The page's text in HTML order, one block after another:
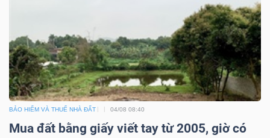
BẢO HIỂM VÀ THUẾ NHÀ ĐẤT 04/08 08:40
Mua đất bằng giấy viết tay từ 2005, giờ có